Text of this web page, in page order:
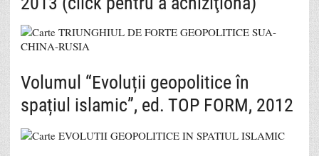
Volumul “Evoluții geopolitice în
spațiul islamic”, ed. TOP FORM, 2012